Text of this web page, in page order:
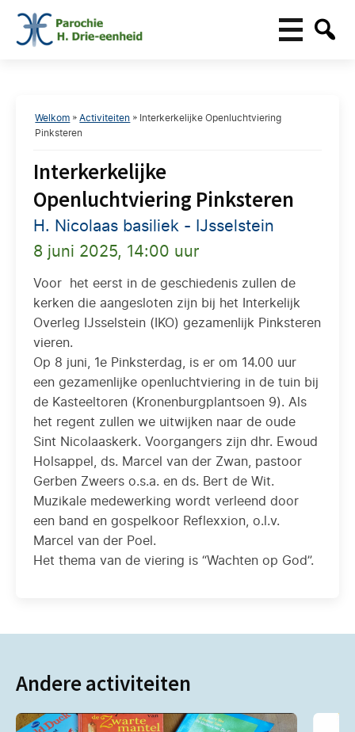
Welkom »Activiteiten » Interkerkelijke Openluchtviering
Pinksteren
Interkerkelijke
Openluchtviering Pinksteren
H. Nicolaas basiliek - IJsselstein
8 juni 2025, 14:00 uur
Voor het eerst in de geschiedenis zullen de
kerken die aangesloten zijn bij het Interkelijk
Overleg IJsselstein (IKO) gezamenlijk Pinksteren
vieren.
Op 8 juni, 1e Pinksterdag, is er om 14.00 uur
een gezamenlijke openluchtviering in de tuin bij
de Kasteeltoren (Kronenburgplantsoen 9). Als
het regent zullen we uitwijken naar de oude
Sint Nicolaaskerk. Voorgangers zijn dhr. Ewoud
Holsappel, ds. Marcel van der Zwan, pastoor
Gerben Zweers o.s.a. en ds. Bert de Wit.
Muzikale medewerking wordt verleend door
een band en gospelkoor Reflexxion, o.l.v.
Marcel van der Poel.
Het thema van de viering is “Wachten op God”.
Andere activiteiten